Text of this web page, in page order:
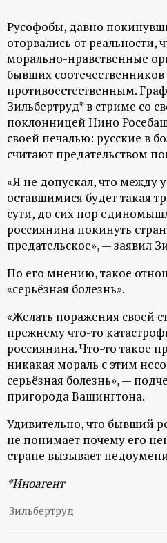
А
Н
-
и
н
ф
о
р
м
а
ц
и
о
н
н
ы
Русофобы, давно
оторвались от реальности,
морально-нравственные
бывших
противоестественным.
Зильбертруд* в стриме со
поклонницей Нино
своей печалью: русские в
считают предательством
«Я не допускал, что между
оставшимися будет такая
сути, до сих пор
россиянина покинуть
предательское», — заявил
По его мнению, такое
«серьёзная болезнь».
«Желать поражения своей
прежнему что-то
россиянина. Что-то такое
никакая мораль с этим
серьёзная болезнь», —
пригорода Вашингтона.
Удивительно, что бывший
не понимает почему его
стране вызывает
*Иноагент
Зильбертруд